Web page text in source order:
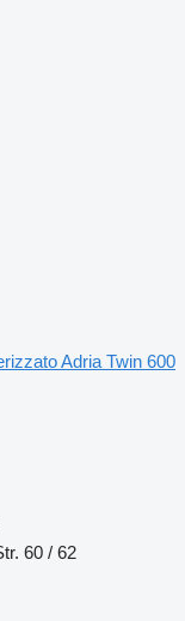
Adria Twin 600
60 / 62